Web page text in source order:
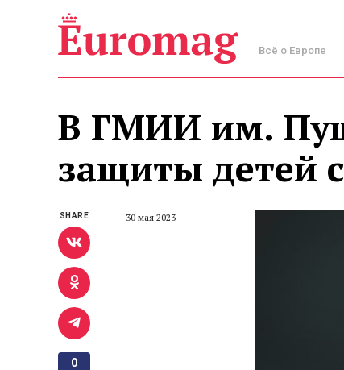
Всё о Европе
В ГМИИ им.
защиты детей
30 мая 2023
SHARE
0